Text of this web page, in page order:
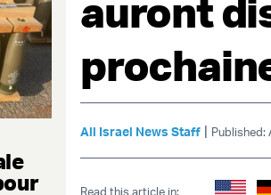
auront
All Israel News Staff | Published:
Read this article in: